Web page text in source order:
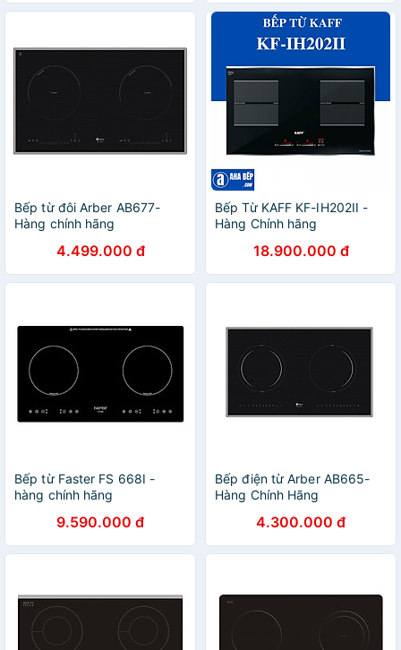
Bếp từ đôi Arber AB677-
Hàng chính hãng
4.499.000 đ
Bếp Từ KAFF KF-IH202II -
Hàng Chính hãng
18.900.000 đ
Bếp từ Faster FS 668I -
hàng chính hãng
9.590.000 đ
Bếp điện từ Arber AB665-
Hàng Chính Hãng
4.300.000 đ